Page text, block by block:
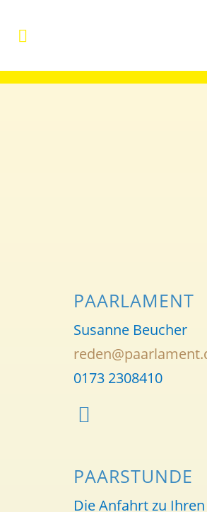
PAARLAMENT
Susanne Beucher
0173 2308410
PAARSTUNDE
Die Anfahrt zu Ihren